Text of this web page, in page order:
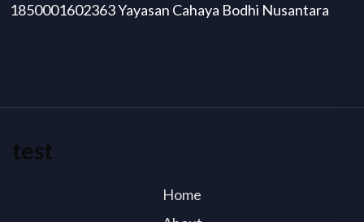
1850001602363 Yayasan Cahaya Bodhi Nusantara
test
Home